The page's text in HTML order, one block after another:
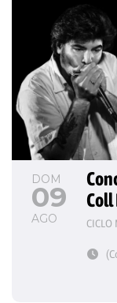
DOM
09
AGO
Coll
CICLO